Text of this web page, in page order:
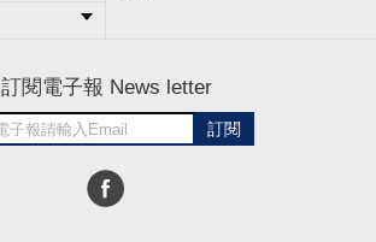
訂閱電子報 News letter
訂閱